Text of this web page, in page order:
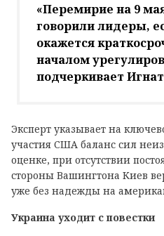
«Перемирие на 9
говорили лидеры,
окажется
началом
подчеркивает
Эксперт указывает на
участия США баланс сил
оценке, при отсутствии
стороны Вашингтона Киев
уже без надежды на
Украина уходит с повестки